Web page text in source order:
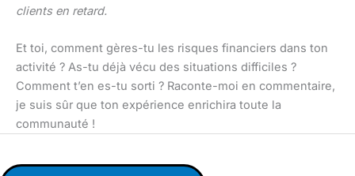
clients en retard.
Et toi, comment gères-tu les risques financiers dans ton
activité ? As-tu déjà vécu des situations difficiles ?
Comment t’en es-tu sorti ? Raconte-moi en commentaire,
je suis sûr que ton expérience enrichira toute la
communauté !